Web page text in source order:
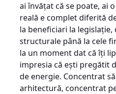
ai învăţat că se poate, ai
reală e complet diferită
la beneficiari la legislaţie,
structurale până la cele
la un moment dat că îţi
impresia că eşti pregătit
de energie. Concentrat
arhitectură, concentrat